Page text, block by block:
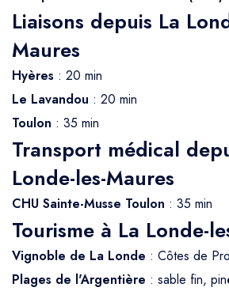
Liaisons depuis La
Maures
Hyères : 20 min
Le Lavandou : 20 min
Toulon : 35 min
Transport médical
Londe-les-Maures
CHU Sainte-Musse Toulon : 35 min
Tourisme à La Londe-
Vignoble de La Londe : Côtes de
Plages de l'Argentière : sable fin,